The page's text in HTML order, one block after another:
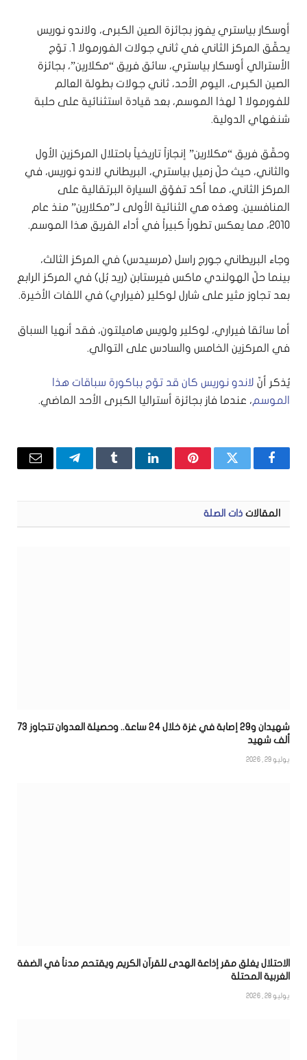
أوسكار بياستري يفوز بجائزة الصين الكبرى، ولاندو نوريس
يحقّق المركز الثاني في ثاني جولات الفورمولا 1. توّج
الأسترالي أوسكار بياستري، سائق فريق “مكلارين”، بجائزة
الصين الكبرى، اليوم الأحد، ثاني جولات بطولة العالم
للفورمولا 1 لهذا الموسم، بعد قيادة استثنائية على حلبة
شنغهاي الدولية.
وحقّق فريق “مكلارين” إنجازاً تاريخياً باحتلال المركزين الأول
والثاني، حيث حلّ زميل بياستري، البريطاني لاندو نوريس، في
المركز الثاني، مما أكد تفوّق السيارة البرتقالية على
المنافسين. وهذه هي الثنائية الأولى لـ”مكلارين” منذ عام
2010، مما يعكس تطوراً كبيراً في أداء الفريق هذا الموسم.
وجاء البريطاني جورج راسل (مرسيدس) في المركز الثالث،
بينما حلّ الهولندي ماكس فيرستابن (ريد بُل) في المركز الرابع
بعد تجاوز مثير على شارل لوكلير (فيراري) في اللفات الأخيرة.
أما سائقا فيراري، لوكلير ولويس هاميلتون، فقد أنهيا السباق
في المركزين الخامس والسادس على التوالي.
يُذكر أنّ لاندو نوريس كان قد توّج بباكورة سباقات هذا
الموسم ، عندما فاز بجائزة أستراليا الكبرى الأحد الماضي.
فيسبوكتويتر بينتيريستلينكدإنTumblrتيلقرامالبريد
المقالات ذات الصلة
شهيدان و29 إصابة في غزة خلال 24 ساعة.. وحصيلة العدوان تتجاوز 73
ألف شهيد
يوليو 29, 2026
الاحتلال يغلق مقر إذاعة الهدى للقرآن الكريم ويقتحم مدناً في الضفة
الغربية المحتلة
يوليو 28, 2026